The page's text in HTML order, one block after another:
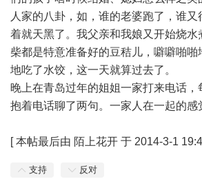
人家的八卦，如，谁的老婆跑了，谁
着就天黑了。我父亲和我娘又开始烧水
柴都是特意准备好的豆秸儿，噼噼啪
地吃了水饺，这一天就算过去了。
晚上在青岛过年的姐姐一家打来电话
抱着电话聊了两句。一家人在一起的感
[本帖最后由 陌上花开 于 2014-3-1
支持 反对